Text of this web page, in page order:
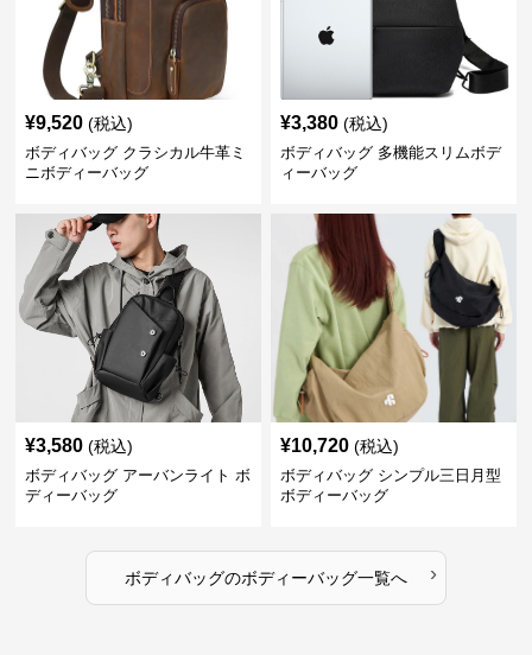
¥9,520 (税込)
ボディバッグ クラシカル牛革ミ
ニボディーバッグ
¥3,380 (税込)
ボディバッグ 多機能スリムボデ
ィーバッグ
¥3,580 (税込)
ボディバッグ アーバンライト ボ
ディーバッグ
¥10,720 (税込)
ボディバッグ シンプル三日月型
ボディーバッグ
ボディバッグのボディーバッグ一覧へ ›